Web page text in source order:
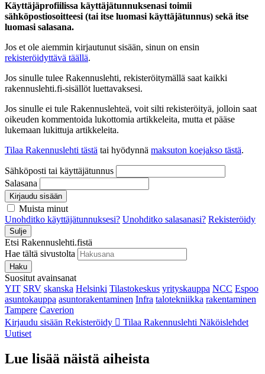
Käyttäjäprofiilissa käyttäjätunnuksenasi toimii
sähköpostiosoitteesi (tai itse luomasi käyttäjätunnus) sekä itse
luomasi salasana.
Jos et ole aiemmin kirjautunut sisään, sinun on ensin
rekisteröidyttävä täällä.
Jos sinulle tulee Rakennuslehti, rekisteröitymällä saat kaikki
rakennuslehti.fi-sisällöt luettavaksesi.
Jos sinulle ei tule Rakennuslehteä, voit silti rekisteröityä, jolloin saat
oikeuden kommentoida lukottomia artikkeleita, mutta et pääse
lukemaan lukittuja artikkeleita.
Tilaa Rakennuslehti tästä tai hyödynnä maksuton koejakso tästä.
Sähköposti tai käyttäjätunnus
Salasana
Kirjaudu sisään
Muista minut
Unohditko käyttäjätunnuksesi? Unohditko salasanasi? Rekisteröidy
Sulje
Etsi Rakennuslehti.fistä
Hae tältä sivustolta
Haku
Suositut avainsanat
YIT SRV skanska Helsinki Tilastokeskus yrityskauppa NCC Espoo
asuntokauppa asuntorakentaminen Infra talotekniikka rakentaminen
Tampere Caverion
Kirjaudu sisään Rekisteröidy Tilaa Rakennuslehti Näköislehdet
Uutiset
Lue lisää näistä aiheista